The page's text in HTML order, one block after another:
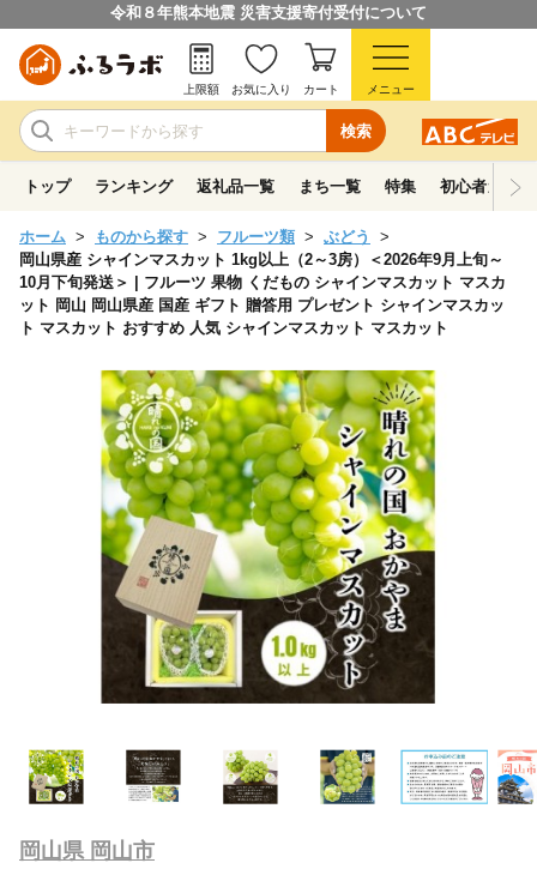
令和８年熊本地震 災害支援寄付受付について
検索
上限額 お気に入り カート メニュー
トップ ランキング 返礼品一覧 まち一覧 特集 初心者ガイド
ホーム ものから探す フルーツ類
ぶどう
岡山県産 シャインマスカット 1kg以上（2～3房）＜2026年9月上旬～
10月下旬発送＞ | フルーツ 果物 くだもの シャインマスカット マスカ
ット 岡山 岡山県産 国産 ギフト 贈答用 プレゼント シャインマスカッ
ト マスカット おすすめ 人気 シャインマスカット マスカット
岡山県 岡山市